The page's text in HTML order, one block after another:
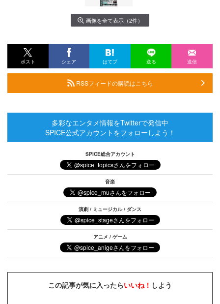
画像を全て表示（2件）
ポスト シェア はてブ 送る 送信
RSSフィードの購読はこちら
多彩なエンタメ情報をTwitterで発信中
SPICE公式アカウントをフォローしよう！
SPICE総合アカウント
音楽
演劇 / ミュージカル / ダンス
アニメ / ゲーム
この記事が気に入ったらいいね！ しよう